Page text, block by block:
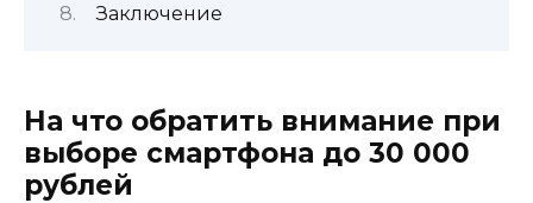
Заключение
На что обратить внимание при
выборе смартфона до 30 000
рублей